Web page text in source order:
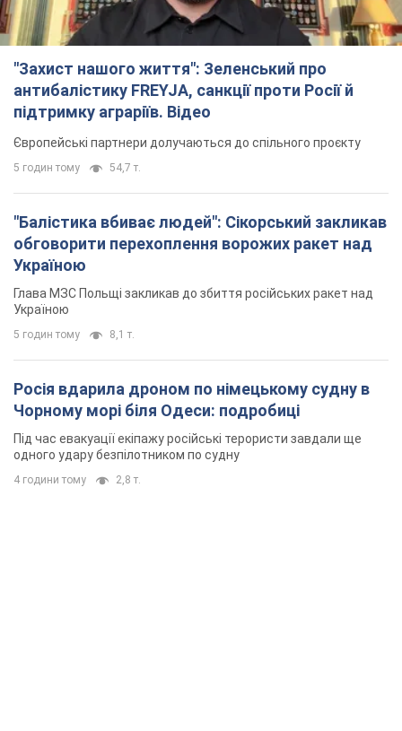
"Захист нашого життя": Зеленський про
антибалістику FREYJA, санкції проти Росії й
підтримку аграріїв. Відео
Європейські партнери долучаються до спільного проєкту
5 годин тому 54,7 т.
"Балістика вбиває людей": Сікорський закликав
обговорити перехоплення ворожих ракет над
Україною
Глава МЗС Польщі закликав до збиття російських ракет над
Україною
5 годин тому 8,1 т.
Росія вдарила дроном по німецькому судну в
Чорному морі біля Одеси: подробиці
Під час евакуації екіпажу російські терористи завдали ще
одного удару безпілотником по судну
4 години тому 2,8 т.